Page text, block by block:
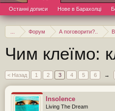
Форум А поговорити?..
Чим клеїмо:
< Назад 1 2 3 4 5 6 →
Insolence
Living The Dream
Останні дописи Нове в Барахолці